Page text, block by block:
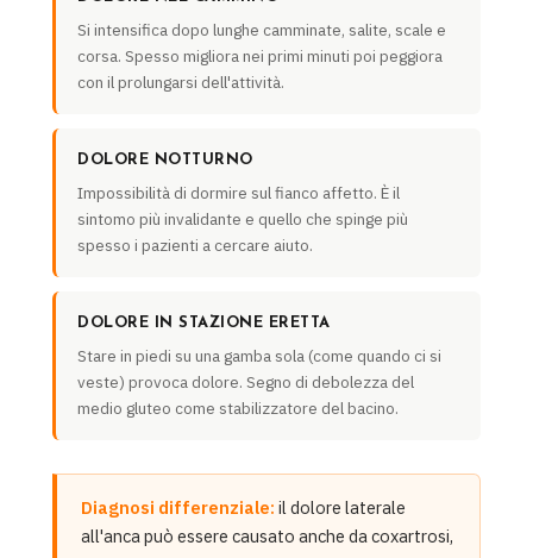
Si intensifica dopo lunghe camminate, salite, scale e
corsa. Spesso migliora nei primi minuti poi peggiora
con il prolungarsi dell'attività.
DOLORE NOTTURNO
Impossibilità di dormire sul fianco affetto. È il
sintomo più invalidante e quello che spinge più
spesso i pazienti a cercare aiuto.
DOLORE IN STAZIONE ERETTA
Stare in piedi su una gamba sola (come quando ci si
veste) provoca dolore. Segno di debolezza del
medio gluteo come stabilizzatore del bacino.
Diagnosi differenziale: il dolore laterale
all'anca può essere causato anche da coxartrosi,